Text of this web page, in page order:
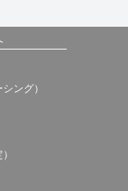
ング）